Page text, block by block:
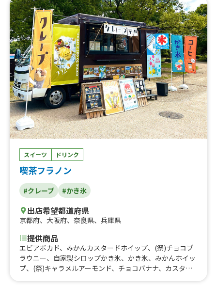
スイーツ ドリンク
喫茶フラノン
#クレープ #かき氷
出店希望都道府県
京都府、 大阪府、 奈良県、 兵庫県
提供商品
エビアボカド、みかんカスタードホイップ、(祭)チョコブ
ラウニー、自家製シロップかき氷、かき氷、みかんホイッ
プ、(祭)キャラメルアーモンド、チョコバナナ、カスター